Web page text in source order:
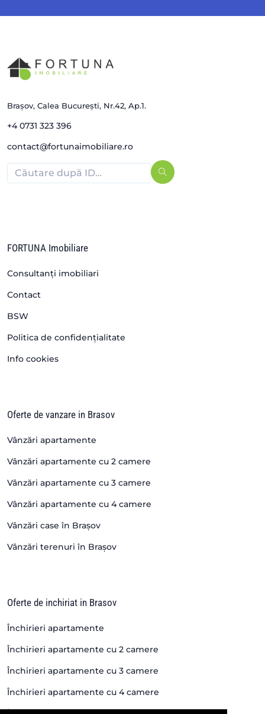
Brașov, Calea București, Nr.42, Ap.1.
+4 0731 323 396
contact@fortunaimobiliare.ro
FORTUNA Imobiliare
Consultanți imobiliari
Contact
BSW
Politica de confidențialitate
Info cookies
Oferte de vanzare in Brasov
Vânzări apartamente
Vânzări apartamente cu 2 camere
Vânzări apartamente cu 3 camere
Vânzări apartamente cu 4 camere
Vânzări case în Brașov
Vânzări terenuri în Brașov
Oferte de inchiriat in Brasov
Închirieri apartamente
Închirieri apartamente cu 2 camere
Închirieri apartamente cu 3 camere
Închirieri apartamente cu 4 camere